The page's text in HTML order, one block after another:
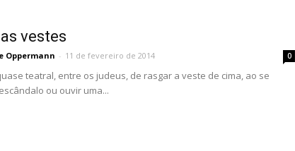
vestes
Oppermann - 11 de fevereiro de 2014 0
teatral, entre os judeus, de rasgar a veste de cima, ao se
ou ouvir uma...